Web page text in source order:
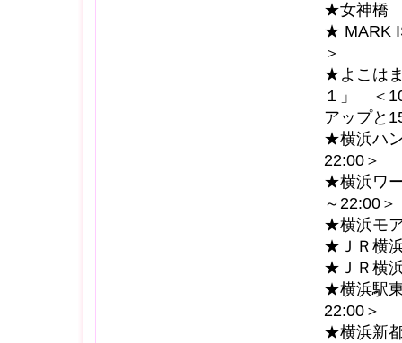
★女神橋
★ MARK
＞
★よこは
１」 ＜
アップと
★横浜ハ
22:00＞
★横浜ワ
～22:00＞
★横浜モ
★ＪＲ横
★ＪＲ横
★横浜駅
22:00＞
★横浜新